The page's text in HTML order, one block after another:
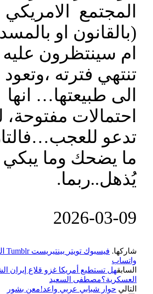
المجتمع الامريكي
(بالقانون او
ام سينتظرون عليه
تنتهي فترته ،وتعود
الى طبيعتها… انها
احتمالات مفتوحة،
تدعو
ما يضحك وما يبكي
يُذهل..ربما.
‎2026-‎03-‎09
شاركها. فيسبوك تويتر بينتيريست Tumblr
واتساب
السابقهل تستطيع أمريكا غزو قلاع إيران
العسكرية؟مصطفى السعيد
التالي حوار شبابي عربي واعد!معن بشور